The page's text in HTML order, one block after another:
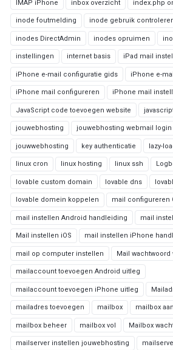
IMAP iPhone inbox overzicht index.php
inode foutmelding inode gebruik
inodes DirectAdmin inodes opruimen
instellingen internet basis iPad mail
iPhone e-mail configuratie gids iPhone e-
iPhone mail configureren iPhone mail
JavaScript code toevoegen website
jouwebhosting jouwebhosting webmail login
jouwwebhosting key authenticatie lazy-
linux cron linux hosting linux ssh
lovable custom domain lovable dns
lovable domein koppelen mail configureren
mail instellen Android handleiding mail
Mail instellen iOS mail instellen iPhone
mail op computer instellen Mail wachtwoord
mailaccount toevoegen Android uitleg
mailaccount toevoegen iPhone uitleg
mailadres toevoegen mailbox mailbox
mailbox beheer mailbox vol Mailbox
mailserver instellen jouwebhosting